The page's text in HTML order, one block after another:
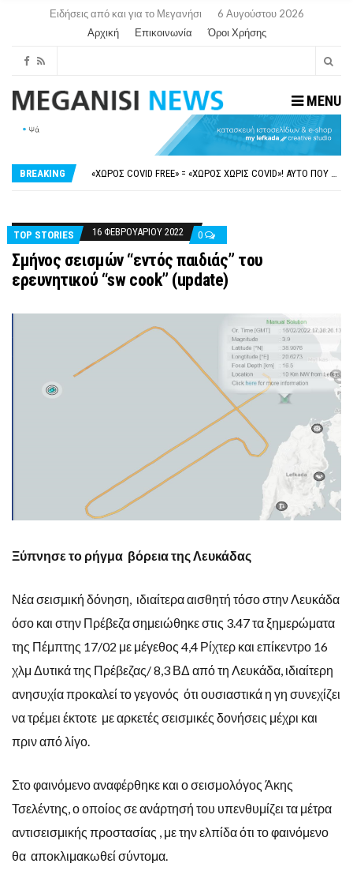
Ειδήσεις από και για το Μεγανήσι
6 Αυγούστου 2026
Αρχική
Επικοινωνία Όροι Χρήσης
MENU
BREAKING
ΝΥΔΡΊ:ΠΙΆΣΤΗΚΑΝ ΣΤΟ ΞΎΛΟ ΟΙ ΙΔΙΟΚΤΉΤΕΣ ΤΟΥΡΙΣΤΙΚΏΝ ΣΚΑΦΏΝ.
«ΧΏΡΟΣ COVID FREE» = «ΧΏΡΟΣ ΧΩΡΊΣ COVID»! ΑΥΤΌ ΠΟΥ ΚΑΝΕΊΣ ΔΕΝ ΈΧΕΙ ΤΟΛΜΉΣΕΙ ΝΑ ΡΩΤΉΣΕΙ
ΠΕΡΊ ΑΝΑΣΤΟΛΉΣ ΝΗΠΙΑΓΩΓΕΊΩΝ ΣΤΗ ΛΕΥΚΆΔΑ
TOP STORIES
16 ΦΕΒΡΟΥΑΡΊΟΥ 2022 0
Σμήνος σεισμών “εντός παιδιάς” του
ερευνητικού “sw cook” (update)
Ξύπνησε το ρήγμα βόρεια της Λευκάδας
Νέα σεισμική δόνηση, ιδιαίτερα αισθητή τόσο στην Λευκάδα
όσο και στην Πρέβεζα σημειώθηκε στις 3.47 τα ξημερώματα
της Πέμπτης 17/02 με μέγεθος 4,4 Ρίχτερ και επίκεντρο 16
χλμ Δυτικά της Πρέβεζας/ 8,3 ΒΔ από τη Λευκάδα, ιδιαίτερη
ανησυχία προκαλεί το γεγονός ότι ουσιαστικά η γη συνεχίζει
να τρέμει έκτοτε με αρκετές σεισμικές δονήσεις μέχρι και
πριν από λίγο.
Στο φαινόμενο αναφέρθηκε και ο σεισμολόγος Άκης
Τσελέντης, ο οποίος σε ανάρτησή του υπενθυμίζει τα μέτρα
αντισεισμικής προστασίας , με την ελπίδα ότι το φαινόμενο
θα αποκλιμακωθεί σύντομα.